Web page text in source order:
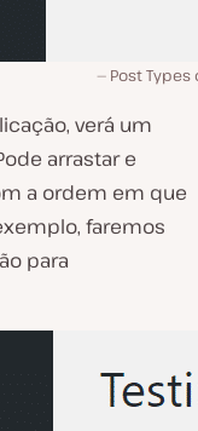
Post Types
verá um
arrastar e
a ordem em que
faremos
para